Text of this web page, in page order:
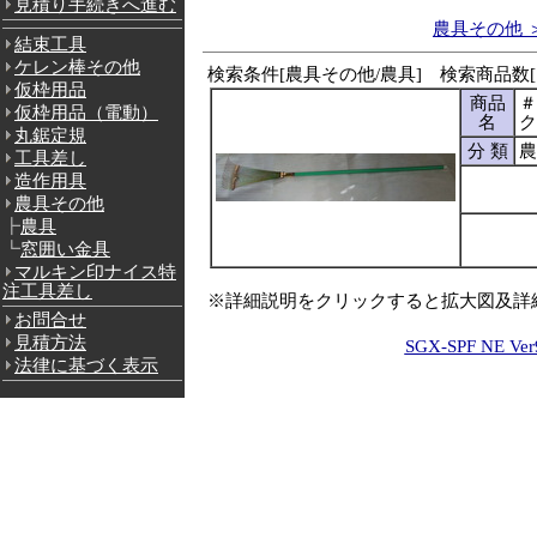
見積り手続きへ進む
結束工具
ケレン棒その他
仮枠用品
仮枠用品（電動）
丸鋸定規
工具差し
造作用具
農具その他
┣農具
┗窓囲い金具
マルキン印ナイス特
注工具差し
お問合せ
見積方法
法律に基づく表示
農具その他
検索条件[農具その他/農具] 検索商品数
商品
名
分 類
※詳細説明をクリックすると拡大図及
SGX-SPF NE